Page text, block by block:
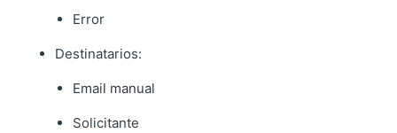
Error
Destinatarios:
Email manual
Solicitante